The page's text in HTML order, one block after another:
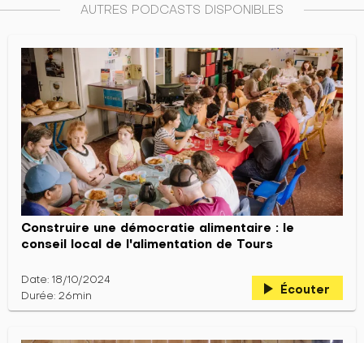
AUTRES PODCASTS DISPONIBLES
Construire une démocratie alimentaire : le
conseil local de l'alimentation de Tours
Date: 18/10/2024
Durée: 26min
play_arrow Écouter